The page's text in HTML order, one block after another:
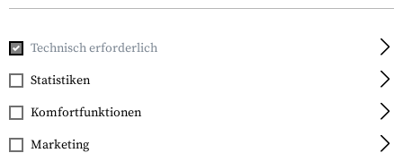
Marken Blue Force Gear
FILTER
Technisch erforderlich
Statistiken
Komfortfunktionen
Marketing